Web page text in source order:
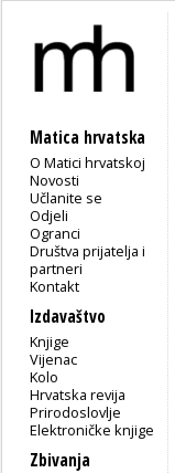
Matica hrvatska
O Matici hrvatskoj
Novosti
Učlanite se
Odjeli
Ogranci
Društva prijatelja i
partneri
Kontakt
Izdavaštvo
Knjige
Vijenac
Kolo
Hrvatska revija
Prirodoslovlje
Elektroničke knjige
Zbivanja